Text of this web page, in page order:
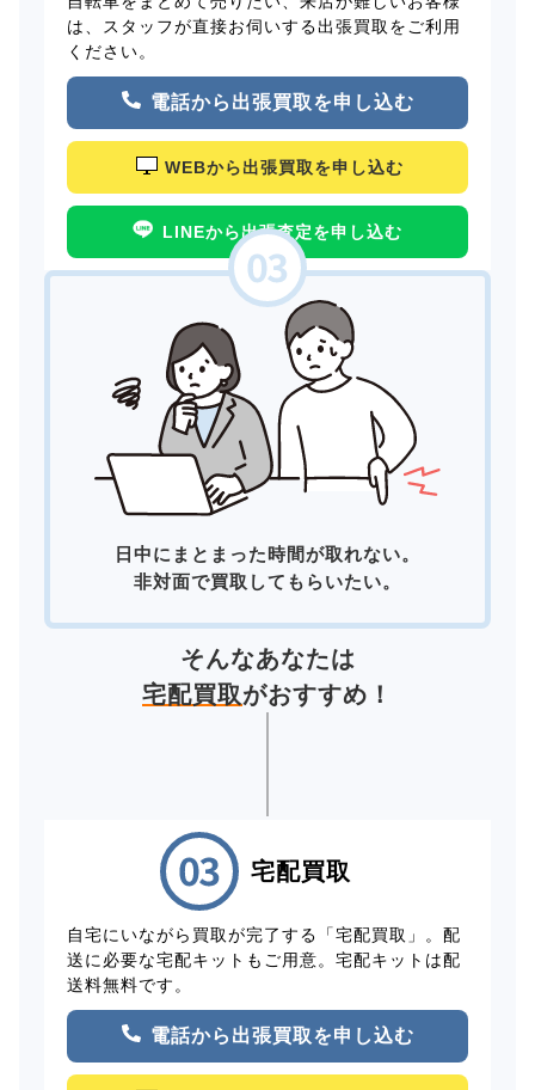
は、スタッフが直接お伺いする出張買取をご利用
ください。
電話から出張買取を申し込む
WEBから出張買取を申し込む
LINEから出張査定を申し込む
日中にまとまった時間が取れない。
非対面で買取してもらいたい。
そんなあなたは
宅配買取がおすすめ！
宅配買取
自宅にいながら買取が完了する「宅配買取」。配
送に必要な宅配キットもご用意。宅配キットは配
送料無料です。
電話から出張買取を申し込む